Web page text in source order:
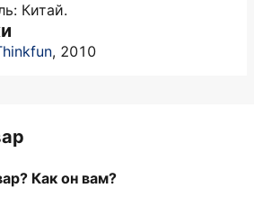
Китай.
, 2010
Как он вам?